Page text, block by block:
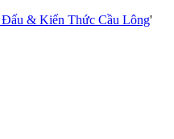
& Kiến Thức Cầu Lông'